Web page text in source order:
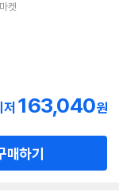
켓
163,040원
매하기